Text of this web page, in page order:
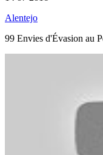
Alentejo
99 Envies d'Évasion au